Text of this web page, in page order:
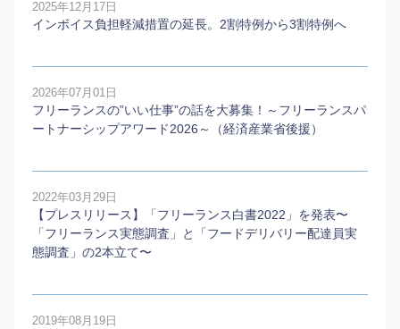
2025年12月17日
インボイス負担軽減措置の延長。2割特例から3割特例へ
2026年07月01日
フリーランスの”いい仕事”の話を大募集！～フリーランスパ
ートナーシップアワード2026～（経済産業省後援）
2022年03月29日
【プレスリリース】「フリーランス白書2022」を発表〜
「フリーランス実態調査」と「フードデリバリー配達員実
態調査」の2本⽴て〜
2019年08月19日